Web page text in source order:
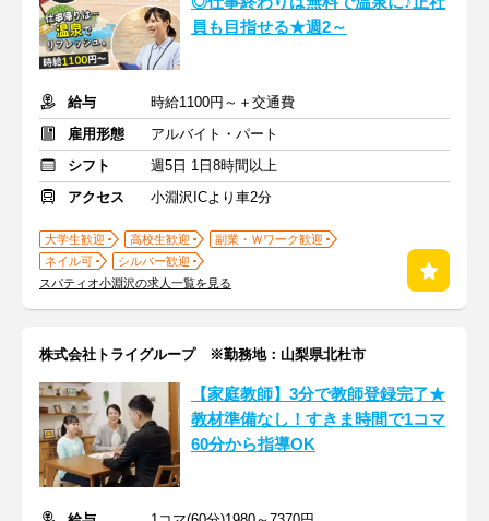
員も目指せる★週2～
給与
時給1100円～＋交通費
雇用形態
アルバイト・パート
シフト
週5日 1日8時間以上
アクセス
小淵沢ICより車2分
大学生歓迎 高校生歓迎
副業・Ｗワーク歓迎
ネイル可
シルバー歓迎
スパティオ小淵沢の求人一覧を見る
株式会社トライグループ ※勤務地：山梨県北杜市
【家庭教師】3分で教師登録完了★
教材準備なし！すきま時間で1コマ
60分から指導OK